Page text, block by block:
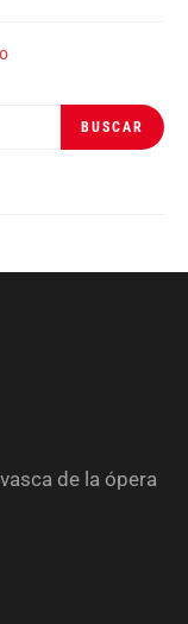
BUSCAR
de la ópera